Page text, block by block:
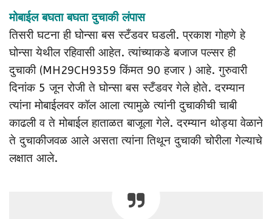
मोबाईल बघता बघता दुचाकी लंपास
तिसरी घटना ही घोन्सा बस स्टँडवर घडली. प्रकाश गोहणे हे
घोन्सा येथील रहिवासी आहेत. त्यांच्याकडे बजाज पल्सर ही
दुचाकी (MH29CH9359 किंमत 90 हजार ) आहे. गुरुवारी
दिनांक 5 जून रोजी ते घोन्सा बस स्टँडवर गेले होते. दरम्यान
त्यांना मोबाईलवर कॉल आला त्यामुळे त्यांनी दुचाकीची चाबी
काढली व ते मोबाईल हाताळत बाजूला गेले. दरम्यान थोड्या वेळाने
ते दुचाकीजवळ आले असता त्यांना तिथून दुचाकी चोरीला गेल्याचे
लक्षात आले.